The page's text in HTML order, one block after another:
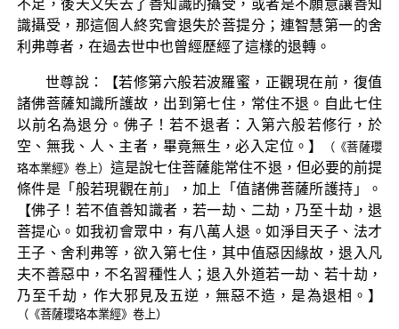
不足，後天又失去了善知識的攝受，或者是不願意讓善知
識攝受，那這個人終究會退失於菩提分；連智慧第一的舍
利弗尊者，在過去世中也曾經歷經了這樣的退轉。
世尊說：【若修第六般若波羅蜜，正觀現在前，復值
諸佛菩薩知識所護故，出到第七住，常住不退。自此七住
以前名為退分。佛子！若不退者：入第六般若修行，於
空、無我、人、主者，畢竟無生，必入定位。】
（《菩薩瓔
珞本業經》卷上） 這是說七住菩薩能常住不退，但必要的前提
條件是「般若現觀在前」，加上「值諸佛菩薩所護持」。
【佛子！若不值善知識者，若一劫、二劫，乃至十劫，退
菩提心。如我初會眾中，有八萬人退。如淨目天子、法才
王子、舍利弗等，欲入第七住，其中值惡因緣故，退入凡
夫不善惡中，不名習種性人；退入外道若一劫、若十劫，
乃至千劫，作大邪見及五逆，無惡不造，是為退相。】
（《菩薩瓔珞本業經》卷上）